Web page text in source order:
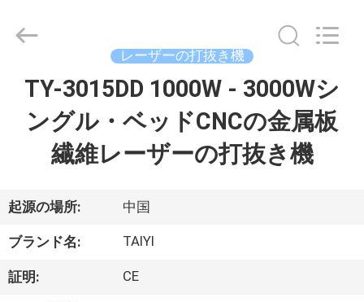
動
画
2017
Technology
Limited.
レーザーの打抜き機
TY-3015DD 1000W - 3000Wシ
ングル・ベッドCNCの金属板
繊維レーザーの打抜き機
起源の場所: 中国
ブランド名: TAIYI
証明: CE